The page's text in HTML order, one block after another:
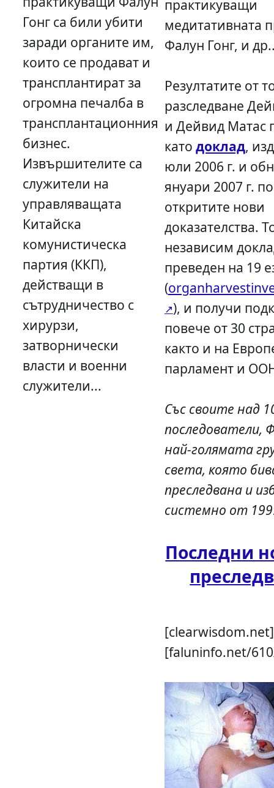
Гонг са били убити
заради органите им,
които се продават и
трансплантират за
огромна печалба в
трансплантационния
бизнес.
Извършителите са
служители на
управляващата
Китайска
комунистическа
партия (ККП),
действащи в
сътрудничество с
хирурзи,
затворнически
власти и военни
служители...
практикуващи
медитативната
Фалун Гонг, и
Резултатите от
разследване
и Дейвид Матас
като доклад,
юли 2006 г. и
януари 2007 г.
откритите нови
доказателства.
независим
преведен на 19
(
), и получи
повече от 30
както и на
парламент и
Със своите над
последователи,
най-голямата
света, която
преследвана и
системно от
Последни
[clearwisdom.net]
[faluninfo.net/